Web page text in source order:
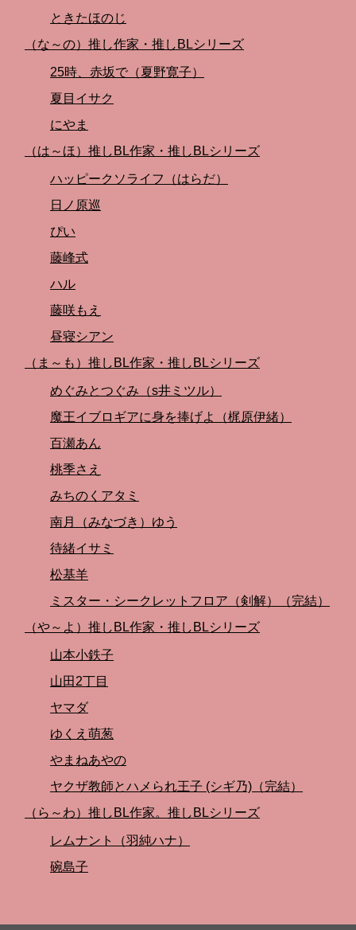
ときたほのじ
（な～の）推し作家・推しBLシリーズ
25時、赤坂で（夏野寛子）
夏目イサク
にやま
（は～ほ）推しBL作家・推しBLシリーズ
ハッピークソライフ（はらだ）
日ノ原巡
ぴい
藤峰式
ハル
藤咲もえ
昼寝シアン
（ま～も）推しBL作家・推しBLシリーズ
めぐみとつぐみ（s井ミツル）
魔王イブロギアに身を捧げよ（梶原伊緒）
百瀬あん
桃季さえ
みちのくアタミ
南月（みなづき）ゆう
待緒イサミ
松基羊
ミスター・シークレットフロア（剣解）（完結）
（や～よ）推しBL作家・推しBLシリーズ
山本小鉄子
山田2丁目
ヤマダ
ゆくえ萌葱
やまねあやの
ヤクザ教師とハメられ王子 (シギ乃)（完結）
（ら～わ）推しBL作家。推しBLシリーズ
レムナント（羽純ハナ）
碗島子